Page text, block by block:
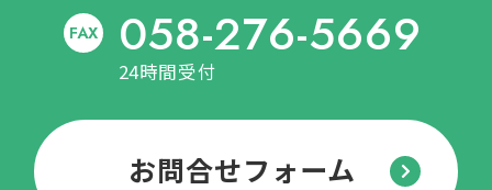
FAX 058-276-5669
24時間受付
お問合せフォーム